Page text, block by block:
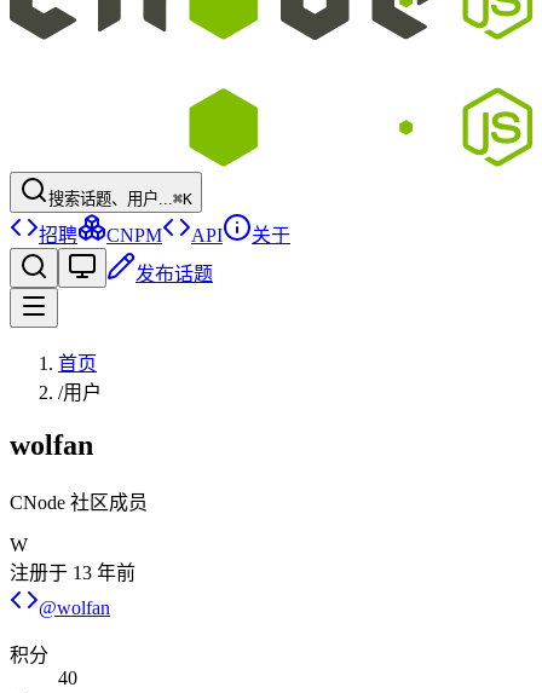
搜索话题、用户...⌘K
招聘 CNPM API
关于
发布话题
首页
/用户
wolfan
CNode 社区成员
W
注册于 13 年前
@wolfan
积分
40